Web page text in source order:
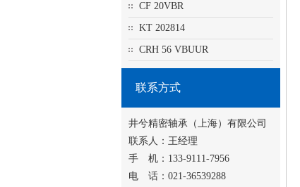
CF 20VBR
KT 202814
CRH 56 VBUUR
联系方式
井兮精密轴承（上海）有限公司
联系人：王经理
手 机：133-9111-7956
电 话：021-36539288